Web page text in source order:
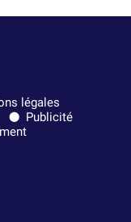
légales
Publicité